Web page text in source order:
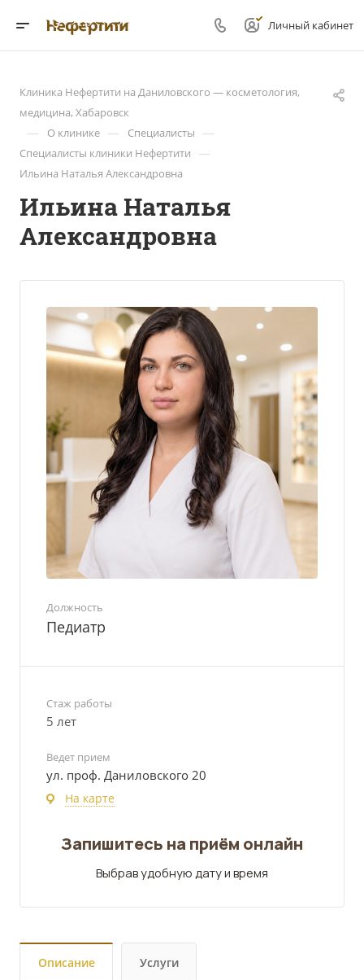
Личный кабинет
Клиника Нефертити на Даниловского — косметология,
медицина, Хабаровск
— О клинике — Cпециалисты —
Специалисты клиники Нефертити —
Ильина Наталья Александровна
Ильина Наталья
Александровна
Должность
Педиатр
Стаж работы
5 лет
Ведет прием
ул. проф. Даниловского 20
На карте
Запишитесь на приём онлайн
Выбрав удобную дату и время
Описание Услуги